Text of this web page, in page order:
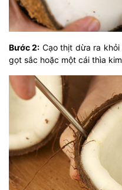
Bước 2: Cạo thịt dừa ra
gọt sắc hoặc một cái thìa